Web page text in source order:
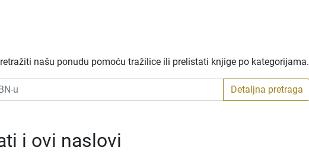
našu ponudu pomoću tražilice ili prelistati knjige po kategorijama.
Detaljna pretraga
i ovi naslovi